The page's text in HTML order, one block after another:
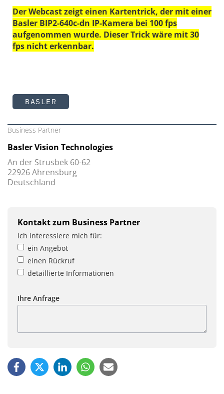
Der Webcast zeigt einen Kartentrick, der mit einer
Basler BIP2-640c-dn IP-Kamera bei 100 fps
aufgenommen wurde. Dieser Trick wäre mit 30
fps nicht erkennbar.
BASLER
Business Partner
Basler Vision Technologies
An der Strusbek 60-62
22926 Ahrensburg
Deutschland
Kontakt zum Business Partner
Ich interessiere mich für:
ein Angebot
einen Rückruf
detaillierte Informationen
Ihre Anfrage